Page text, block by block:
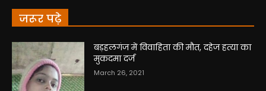
जरूर पढ़े
बड़हलगंज में विवाहिता की मौत, दहेज हत्या का
मुकदमा दर्ज
March 26, 2021